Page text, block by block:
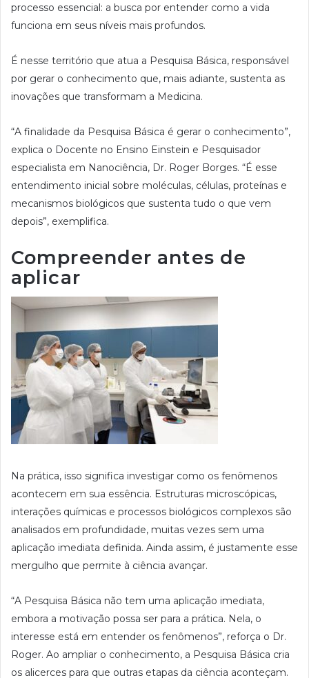
processo essencial: a busca por entender como a vida
funciona em seus níveis mais profundos.
É nesse território que atua a Pesquisa Básica, responsável
por gerar o conhecimento que, mais adiante, sustenta as
inovações que transformam a Medicina.
“A finalidade da Pesquisa Básica é gerar o conhecimento”,
explica o Docente no Ensino Einstein e Pesquisador
especialista em Nanociência, Dr. Roger Borges. “É esse
entendimento inicial sobre moléculas, células, proteínas e
mecanismos biológicos que sustenta tudo o que vem
depois”, exemplifica.
Compreender antes de
aplicar
Na prática, isso significa investigar como os fenômenos
acontecem em sua essência. Estruturas microscópicas,
interações químicas e processos biológicos complexos são
analisados em profundidade, muitas vezes sem uma
aplicação imediata definida. Ainda assim, é justamente esse
mergulho que permite à ciência avançar.
“A Pesquisa Básica não tem uma aplicação imediata,
embora a motivação possa ser para a prática. Nela, o
interesse está em entender os fenômenos”, reforça o Dr.
Roger. Ao ampliar o conhecimento, a Pesquisa Básica cria
os alicerces para que outras etapas da ciência aconteçam.